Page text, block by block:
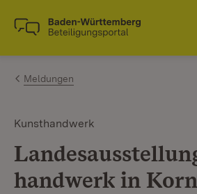
Zum Inhalt springen
Link zur Startseite
Meldungen
Kunsthandwerk
handwerk in